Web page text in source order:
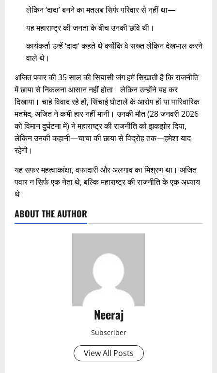
लेकिन ‘दादा’ बनने का मतलब सिर्फ परिवार से नहीं था—
यह महाराष्ट्र की जनता के बीच उनकी छवि थी।
कार्यकर्ता उन्हें ‘दादा’ कहते थे क्योंकि वे सख्त लेकिन देखभाल करने
वाले थे।
अजित पवार की 35 साल की सियासी जंग हमें सिखाती है कि राजनीति
में छाया से निकलना आसान नहीं होता। लेकिन उन्होंने यह कर
दिखाया। चाहे विवाद रहे हों, सिंचाई घोटाले के आरोप हों या पारिवारिक
मतभेद, अजित ने कभी हार नहीं मानी। उनकी मौत (28 जनवरी 2026
को विमान दुर्घटना में) ने महाराष्ट्र की राजनीति को झकझोर दिया,
लेकिन उनकी कहानी—चाचा की छाया से विद्रोह तक—हमेशा याद
रहेगी।
यह सफर महत्वाकांक्षा, वफादारी और अलगाव का मिश्रण था। अजित
पवार न सिर्फ एक नेता थे, बल्कि महाराष्ट्र की राजनीति के एक अध्याय
थे।
ABOUT THE AUTHOR
Neeraj
Subscriber
View All Posts